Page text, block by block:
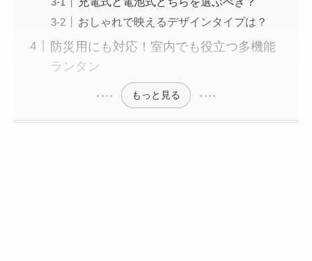
おしゃれで映えるデザインタイプは？
防災用にも対応！室内でも役立つ多機能
ランタン
もっと見る